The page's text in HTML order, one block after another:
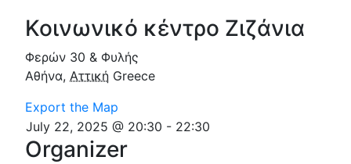
Κοινωνικό κέντρο Ζιζάνια
Φερών 30 & Φυλής
Αθήνα, Αττική Greece
Export the Map
July 22, 2025 @ 20:30 - 22:30
Organizer